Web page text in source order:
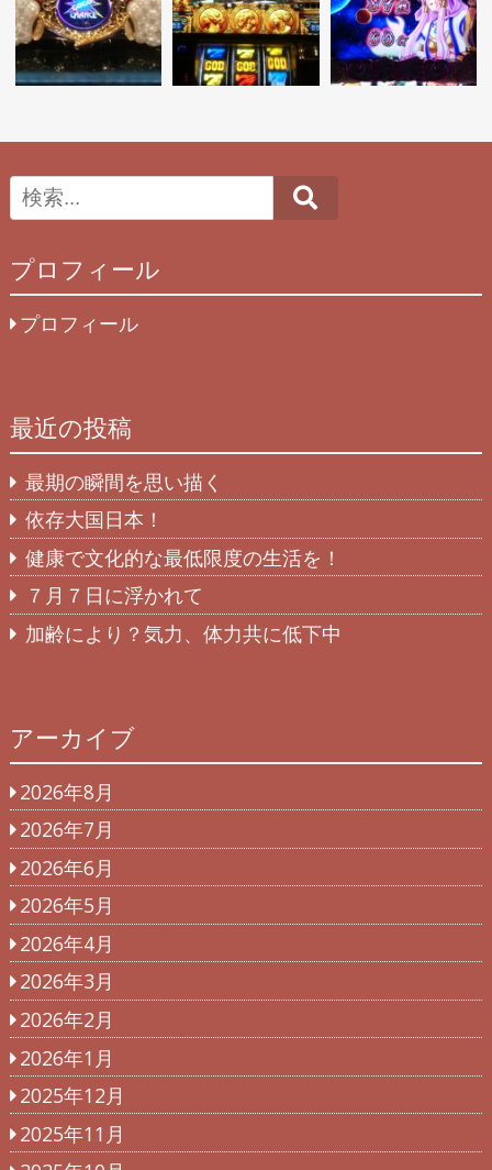
プロフィール
プロフィール
最近の投稿
最期の瞬間を思い描く
依存大国日本！
健康で文化的な最低限度の生活を！
７月７日に浮かれて
加齢により？気力、体力共に低下中
アーカイブ
2026年8月
2026年7月
2026年6月
2026年5月
2026年4月
2026年3月
2026年2月
2026年1月
2025年12月
2025年11月